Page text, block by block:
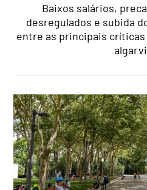
Baixos salários,
desregulados e subida
entre as principais